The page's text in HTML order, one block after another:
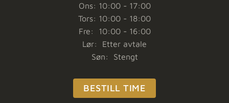
Ons: 10:00 - 17:00
Tors: 10:00 - 18:00
Fre: 10:00 - 16:00
Lør: Etter avtale
Søn: Stengt
BESTILL TIME